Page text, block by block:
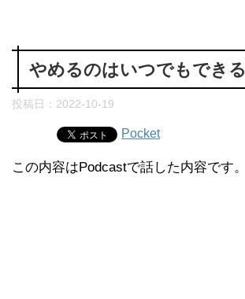
やめるのはいつでもできる
投稿日： 2022-10-19
Pocket
この内容はPodcastで話した内容です。